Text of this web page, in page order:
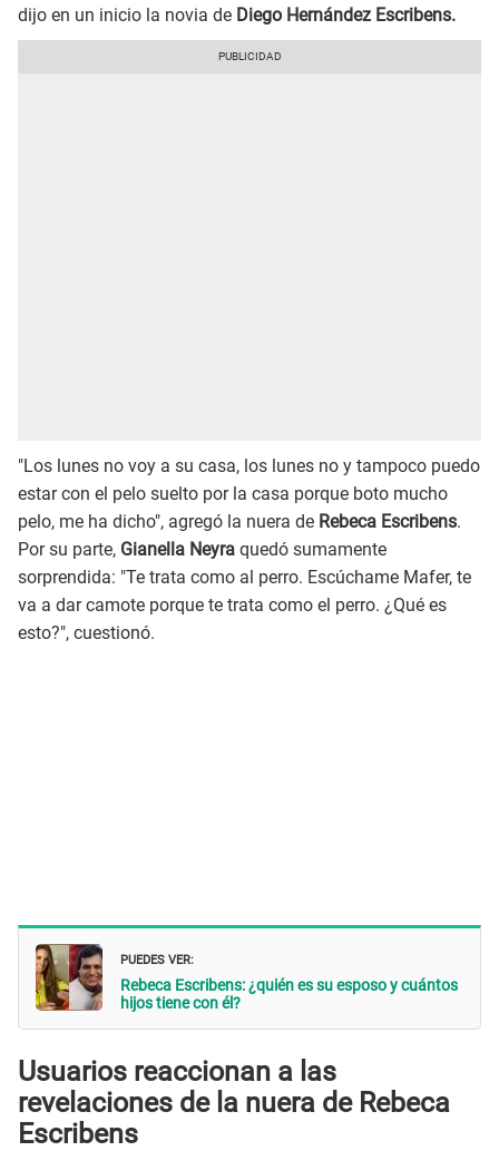
dijo en un inicio la novia de Diego Hernández Escribens.
"Los lunes no voy a su casa, los lunes no y tampoco puedo
estar con el pelo suelto por la casa porque boto mucho
pelo, me ha dicho", agregó la nuera de Rebeca Escribens.
Por su parte, Gianella Neyra quedó sumamente
sorprendida: "Te trata como al perro. Escúchame Mafer, te
va a dar camote porque te trata como el perro. ¿Qué es
esto?", cuestionó.
PUEDES VER:
Rebeca Escribens: ¿quién es su esposo y cuántos
hijos tiene con él?
Usuarios reaccionan a las
revelaciones de la nuera de Rebeca
Escribens